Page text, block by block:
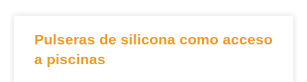
Pulseras de silicona como acceso
a piscinas